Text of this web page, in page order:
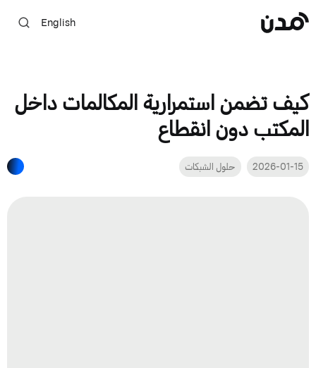
English
كيف تضمن استمرارية المكالمات داخل
المكتب دون انقطاع
2026-01-15 حلول الشبكات